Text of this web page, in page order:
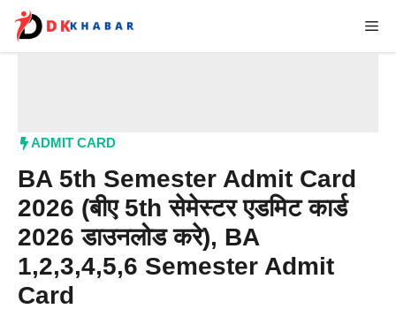
content
ADMIT CARD
BA 5th Semester Admit Card
2026 (बीए 5th सेमेस्टर एडमिट कार्ड
2026 डाउनलोड करे), BA
1,2,3,4,5,6 Semester Admit
Card